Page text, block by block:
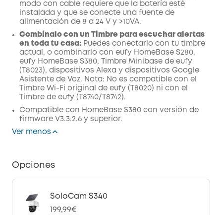
modo con cable requiere que la batería esté
instalada y que se conecte una fuente de
alimentación de 8 a 24 V y >10VA.
Combínalo con un Timbre para escuchar alertas
en toda tu casa: Puedes conectarlo con tu timbre
actual, o combinarlo con eufy HomeBase S280,
eufy HomeBase S380, Timbre Minibase de eufy
(T8023), dispositivos Alexa y dispositivos Google
Asistente de Voz. Nota: No es compatible con el
Timbre Wi-Fi original de eufy (T8020) ni con el
Timbre de eufy (T8740/T8742).
Compatible con HomeBase S380 con versión de
firmware V3.3.2.6 y superior.
Ver menos
Opciones
SoloCam S340
199,99€